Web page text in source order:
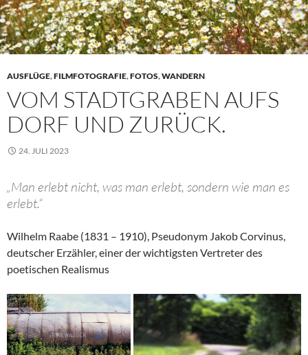
AUSFLÜGE,FILMFOTOGRAFIE,FOTOS,WANDERN
VOM STADTGRABEN AUFS
DORF UND ZURÜCK.
24. JULI 2023
„Man erlebt nicht, was man erlebt, sondern wie man es
erlebt.“
Wilhelm Raabe (1831 – 1910), Pseudonym Jakob Corvinus,
deutscher Erzähler, einer der wichtigsten Vertreter des
poetischen Realismus